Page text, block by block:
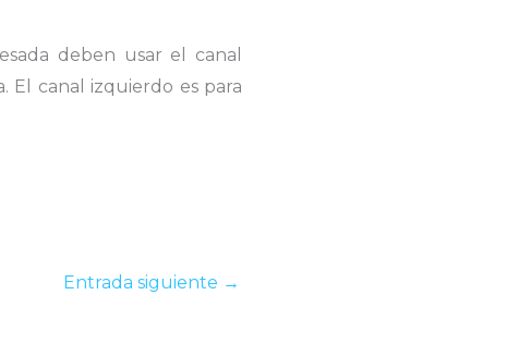
deben usar el canal
El canal izquierdo es para
Entrada siguiente →